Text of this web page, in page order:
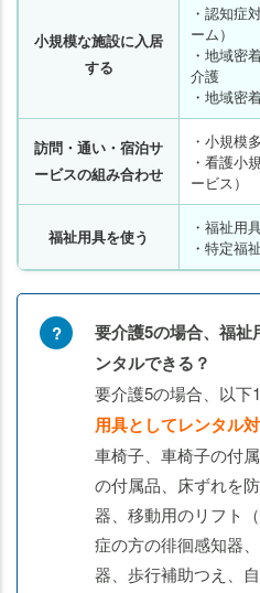
小規模な施設に入居
する
・認知症
ーム）
・地域密
介護
・地域密
訪問・通い・宿泊サ
ービスの組み合わせ
・小規模
・看護小
ービス）
福祉用具を使う
・福祉用
・特定福
要介護5の場合、福祉
ンタルできる？
要介護5の場合、以下
用具としてレンタル
車椅子、車椅子の付
の付属品、床ずれを
器、移動用のリフト
症の方の徘徊感知器
器、歩行補助つえ、